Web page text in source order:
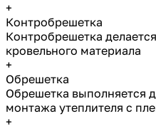
+
Контробрешетка
Контробрешетка
кровельного материала
+
Обрешетка
Обрешетка выполняется
монтажа утеплителя с
+